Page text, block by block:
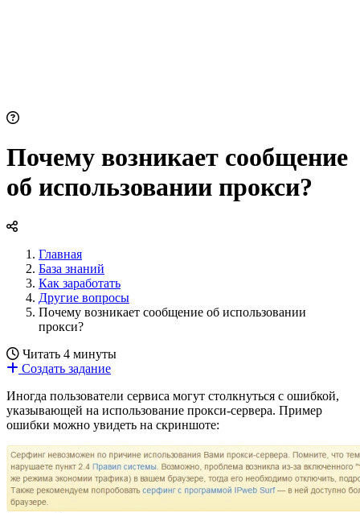
Почему возникает сообщение
об использовании прокси?
Главная
База знаний
Как заработать
Другие вопросы
Почему возникает сообщение об использовании
прокси?
Читать 4 минуты
Создать задание
Иногда пользователи сервиса могут столкнуться с ошибкой,
указывающей на использование прокси-сервера. Пример
ошибки можно увидеть на скриншоте: